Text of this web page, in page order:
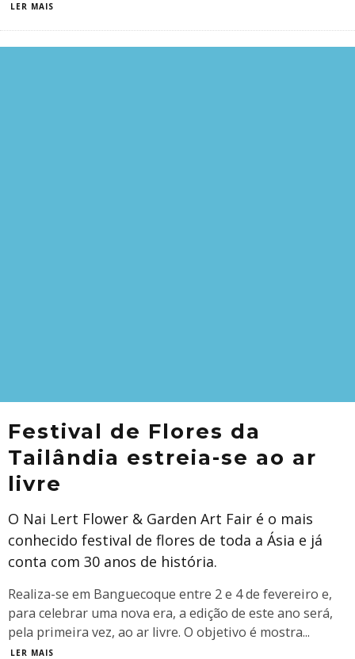
LER MAIS
Festival de Flores da
Tailândia estreia-se ao ar
livre
O Nai Lert Flower & Garden Art Fair é o mais
conhecido festival de flores de toda a Ásia e já
conta com 30 anos de história.
Realiza-se em Banguecoque entre 2 e 4 de fevereiro e,
para celebrar uma nova era, a edição de este ano será,
pela primeira vez, ao ar livre. O objetivo é mostra...
LER MAIS